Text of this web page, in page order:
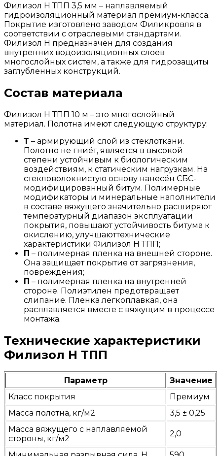
Филизол Н ТПП 3,5 мм – наплавляемый
гидроизоляционный материал премиум-класса.
Покрытие изготовлено заводом Филикровля в
соответствии с отраслевыми стандартами.
Филизол Н предназначен для создания
внутренних водоизоляционных слоев
многослойных систем, а также для гидрозащиты
заглубленных конструкций.
Состав материала
Филизол Н ТПП 10 м – это многослойный
материал. Полотна имеют следующую структуру:
Т – армирующий слой из стеклоткани.
Полотно не гниёт, является в высокой
степени устойчивым к биологическим
воздействиям, к статическим нагрузкам. На
стекловолокнистую основу нанесён СБС-
модифицированный битум. Полимерные
модификаторы и минеральные наполнители
в составе вяжущего значительно расширяют
температурный диапазон эксплуатации
покрытия, повышают устойчивость битума к
окислению, улучшаюттехнические
характеристики Филизол Н ТПП;
П – полимерная пленка на внешней стороне.
Она защищает покрытие от загрязнения,
повреждения;
П – полимерная пленка на внутренней
стороне. Полиэтилен предотвращает
слипание. Пленка легкоплавкая, она
расплавляется вместе с вяжущим в процессе
монтажа.
Технические характеристики
Филизол Н ТПП
Параметр
Значение
Класс покрытия
Премиум
Масса полотна, кг/м2
3,5 ± 0,25
Масса вяжущего с наплавляемой
стороны, кг/м2
2,0